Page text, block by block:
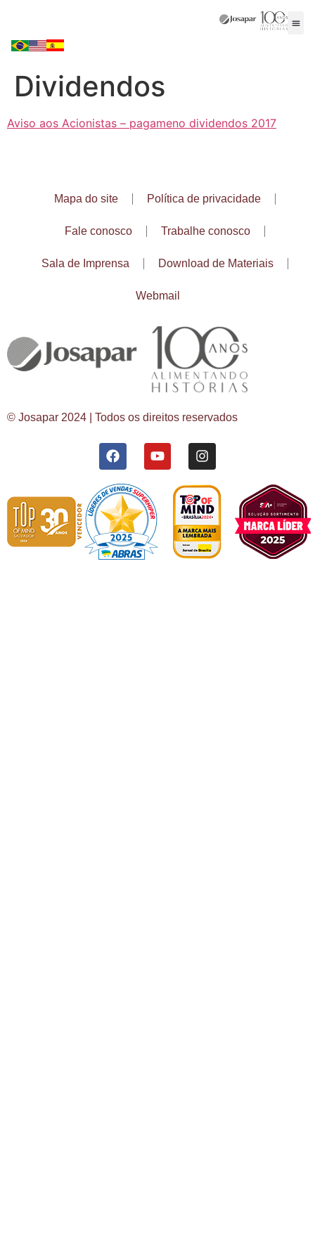
Dividendos
Aviso aos Acionistas – pagameno dividendos 2017
Mapa do site Política de privacidade
Fale conosco Trabalhe conosco
Sala de Imprensa Download de Materiais
Webmail
© Josapar 2024 | Todos os direitos reservados